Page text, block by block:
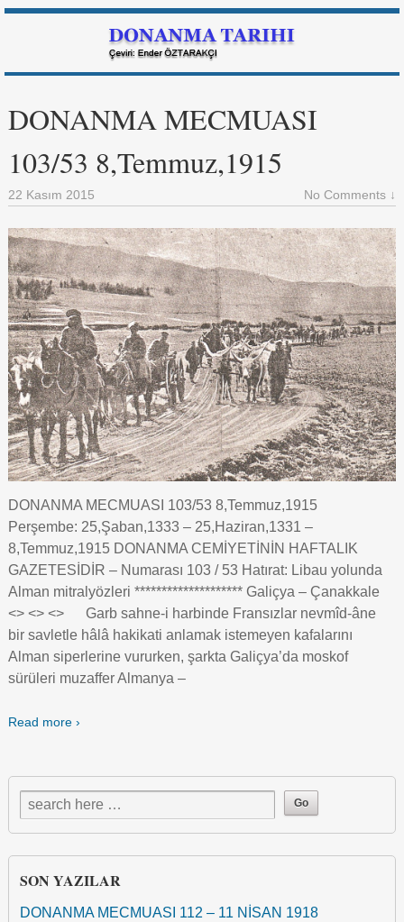
DONANMA MECMUASI
103/53 8,Temmuz,1915
22 Kasım 2015 No Comments ↓
DONANMA MECMUASI 103/53 8,Temmuz,1915
Perşembe: 25,Şaban,1333 – 25,Haziran,1331 –
8,Temmuz,1915 DONANMA CEMİYETİNİN HAFTALIK
GAZETESİDİR – Numarası 103 / 53 Hatırat: Libau yolunda
Alman mitralyözleri ******************** Galiçya – Çanakkale
<> <> <> Garb sahne-i harbinde Fransızlar nevmîd-âne
bir savletle hâlâ hakikati anlamak istemeyen kafalarını
Alman siperlerine vururken, şarkta Galiçya’da moskof
sürüleri muzaffer Almanya –
Read more ›
SON YAZILAR
DONANMA MECMUASI 112 – 11 NİSAN 1918